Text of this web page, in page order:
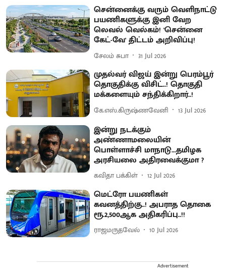
சென்னைக்கு வரும் வெளிநாட்டு
பயணிகளுக்கு இனி வேற
லெவல் வெல்கம்! 'சென்னை
கேட்-வே' திட்டம் அறிவிப்பு!
சேலம் சுபா 31 Jul 2026
முதல்வர் விஜய் இன்று பெரம்பூர்
தொகுதிக்கு விசிட்..! தொகுதி
மக்களையும் சந்திக்கிறார்..!
கே.எஸ்.கிருஷ்ணவேனி 13 Jul 2026
இன்று நடக்கும்
அண்ணாமலையின்
பொள்ளாச்சி மாநாடு...தமிழக
அரசியலை அதிரவைக்குமா ?
கவிதா பக்கிள் 12 Jul 2026
மெட்ரோ பயணிகள்
கவனத்திற்கு..! அபராத தொகை
ரூ.2,500ஆக அதிகரிப்பு..!!
ராஜமருதவேல் 10 Jul 2026
Advertisement